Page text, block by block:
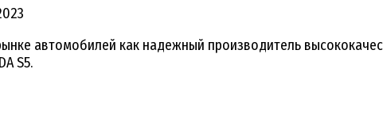
автомобилей как надежный производитель
S5.